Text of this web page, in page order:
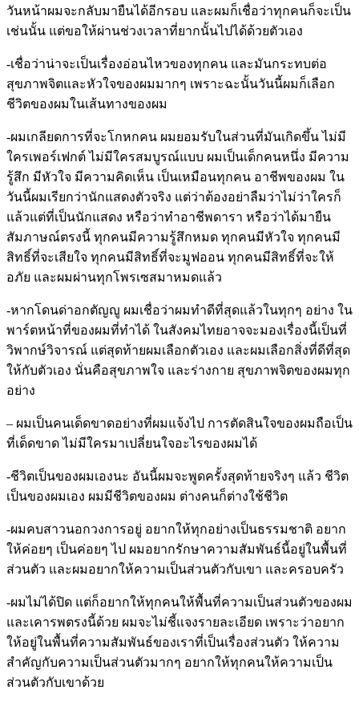
วันหน้าผมจะกลับมายืนได้อีกรอบ และผมก็เชื่อว่าทุกคนก็จะเป็น
เช่นนั้น แต่ขอให้ผ่านช่วงเวลาที่ยากนั้นไปได้ด้วยตัวเอง
-เชื่อว่าน่าจะเป็นเรื่องอ่อนไหวของทุกคน และมันกระทบต่อ
สุขภาพจิตและหัวใจของผมมากๆ เพราะฉะนั้นวันนี้ผมก็เลือก
ชีวิตของผมในเส้นทางของผม
-ผมเกลียดการที่จะโกหกคน ผมยอมรับในส่วนที่มันเกิดขึ้น ไม่มี
ใครเพอร์เฟกต์ ไม่มีใครสมบูรณ์แบบ ผมเป็นเด็กคนหนึ่ง มีความ
รู้สึก มีหัวใจ มีความคิดเห็น เป็นเหมือนทุกคน อาชีพของผม ใน
วันนี้ผมเรียกว่านักแสดงตัวจริง แต่ว่าต้องอย่าลืมว่าไม่ว่าใครก็
แล้วแต่ที่เป็นนักแสดง หรือว่าทำอาชีพดารา หรือว่าได้มายืน
สัมภาษณ์ตรงนี้ ทุกคนมีความรู้สึกหมด ทุกคนมีหัวใจ ทุกคนมี
สิทธิ์ที่จะเสียใจ ทุกคนมีสิทธิ์ที่จะมูฟออน ทุกคนมีสิทธิ์ที่จะให้
อภัย และผมผ่านทุกโพรเซสมาหมดแล้ว
-หากโดนด่าอกตัญญู ผมเชื่อว่าผมทำดีที่สุดแล้วในทุกๆ อย่าง ใน
พาร์ตหน้าที่ของผมที่ทำได้ ในสังคมไทยอาจจะมองเรื่องนี้เป็นที่
วิพากษ์วิจารณ์ แต่สุดท้ายผมเลือกตัวเอง และผมเลือกสิ่งที่ดีที่สุด
ให้กับตัวเอง นั่นคือสุขภาพใจ และร่างกาย สุขภาพจิตของผมทุก
อย่าง
– ผมเป็นคนเด็ดขาดอย่างที่ผมแจ้งไป การตัดสินใจของผมถือเป็น
ที่เด็ดขาด ไม่มีใครมาเปลี่ยนใจอะไรของผมได้
-ชีวิตเป็นของผมเองนะ อันนี้ผมจะพูดครั้งสุดท้ายจริงๆ แล้ว ชีวิต
เป็นของผมเอง ผมมีชีวิตของผม ต่างคนก็ต่างใช้ชีวิต
-ผมคบสาวนอกวงการอยู่ อยากให้ทุกอย่างเป็นธรรมชาติ อยาก
ให้ค่อยๆ เป็นค่อยๆ ไป ผมอยากรักษาความสัมพันธ์นี้อยู่ในพื้นที่
ส่วนตัว และผมอยากให้ความเป็นส่วนตัวกับเขา และครอบครัว
-ผมไม่ได้ปิด แต่ก็อยากให้ทุกคนให้พื้นที่ความเป็นส่วนตัวของผม
และเคารพตรงนี้ด้วย ผมจะไม่ชี้แจงรายละเอียด เพราะว่าอยาก
ให้อยู่ในพื้นที่ความสัมพันธ์ของเราที่เป็นเรื่องส่วนตัว ให้ความ
สำคัญกับความเป็นส่วนตัวมากๆ อยากให้ทุกคนให้ความเป็น
ส่วนตัวกับเขาด้วย